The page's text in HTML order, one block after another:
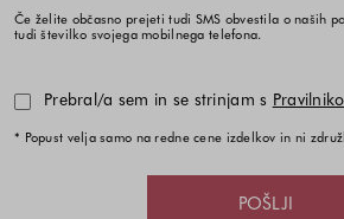
Če želite občasno prejeti tudi SMS obvestila o naših
tudi številko svojega mobilnega telefona.
Prebral/a sem in se strinjam s
* Popust velja samo na redne cene izdelkov in ni
POŠLJI